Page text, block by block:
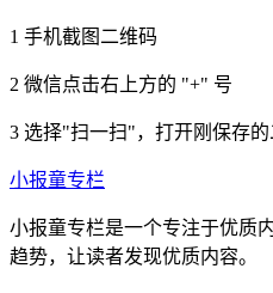
1 手机截图二维码
2 微信点击右上方的 "+" 号
3 选择"扫一扫"，打开刚保存的
小报童专栏
小报童专栏是一个专注于优质
趋势，让读者发现优质内容。